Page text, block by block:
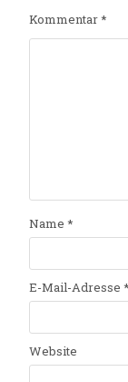
Kommentar*
Name *
E-Mail-Adresse *
Website